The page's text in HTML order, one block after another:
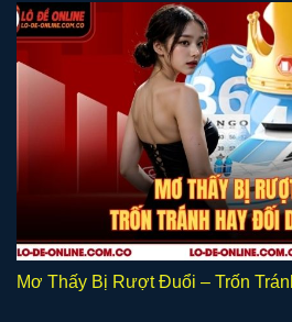
Mơ Thấy Bị Rượt Đuổi – Trốn